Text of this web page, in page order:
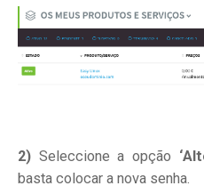
2) Seleccione a opção
basta colocar a nova senha.